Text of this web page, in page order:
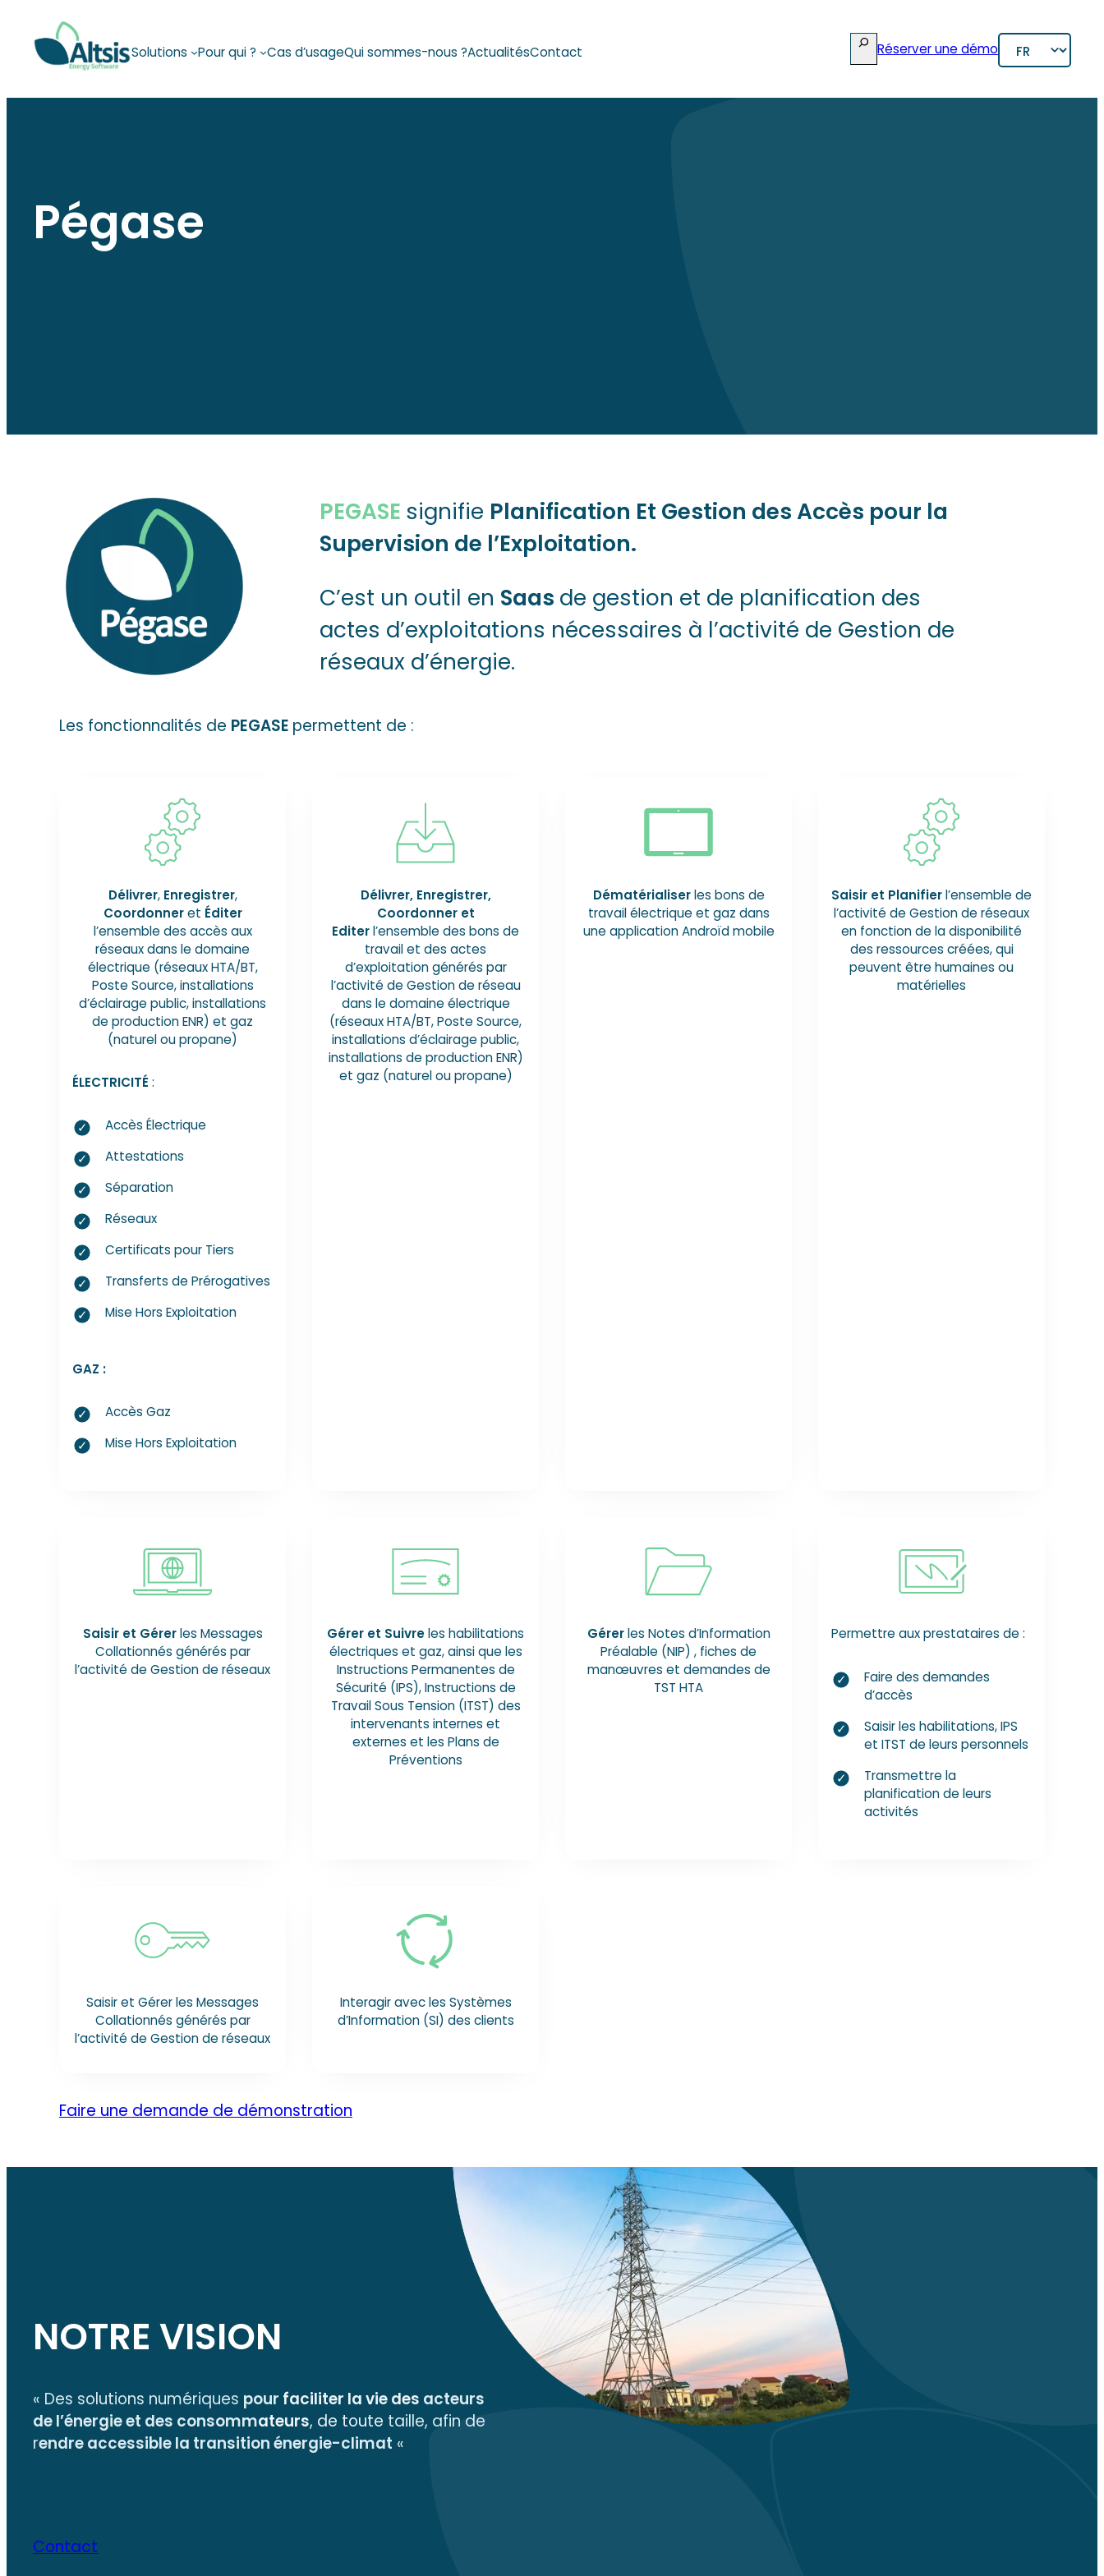
contenu
Solutions Pour qui ? Cas d’usageQui sommes-nous ?ActualitésContact Réserver une démoChoisir
une
Pégase
PEGASE signifie Planification Et Gestion des Accès pour la
Supervision de l’Exploitation.
C’est un outil en Saas de gestion et de planification des
actes d’exploitations nécessaires à l’activité de Gestion de
réseaux d’énergie.
Les fonctionnalités de PEGASE permettent de :
Délivrer, Enregistrer,
Coordonneret Éditer
l’ensemble des accès aux
réseaux dans le domaine
électrique (réseaux HTA/BT,
Poste Source, installations
d’éclairage public, installations
de production ENR) et gaz
(naturel ou propane)
ÉLECTRICITÉ :
Accès Électrique
Attestations
Séparation
Réseaux
Certificats pour Tiers
Transferts de Prérogatives
Mise Hors Exploitation
GAZ :
Accès Gaz
Mise Hors Exploitation
Délivrer, Enregistrer,
Coordonner et
Editerl’ensemble des bons de
travail et des actes
d’exploitation générés par
l’activité de Gestion de réseau
dans le domaine électrique
(réseaux HTA/BT, Poste Source,
installations d’éclairage public,
installations de production ENR)
et gaz (naturel ou propane)
Dématérialiserles bons de
travail électrique et gaz dans
une application Androïd mobile
Saisir et Planifierl’ensemble de
l’activité de Gestion de réseaux
en fonction de la disponibilité
des ressources créées, qui
peuvent être humaines ou
matérielles
Saisir et Gérerles Messages
Collationnés générés par
l’activité de Gestion de réseaux
Gérer et Suivreles habilitations
électriques et gaz, ainsi que les
Instructions Permanentes de
Sécurité (IPS), Instructions de
Travail Sous Tension (ITST) des
intervenants internes et
externes et les Plans de
Préventions
Gérerles Notes d’Information
Préalable (NIP) , fiches de
manœuvres et demandes de
TST HTA
Permettre aux prestataires de :
Faire des demandes
d’accès
Saisir les habilitations, IPS
et ITST de leurs personnels
Transmettre la
planification de leurs
activités
Saisir et Gérer les Messages
Collationnés générés par
l’activité de Gestion de réseaux
Interagir avec les Systèmes
d’Information (SI) des clients
Faire une demande de démonstration
NOTRE VISION
« Des solutions numériques pour faciliter la vie des acteurs
de l’énergie et des consommateurs, de toute taille, afin de
rendre accessible la transition énergie-climat «
Contact